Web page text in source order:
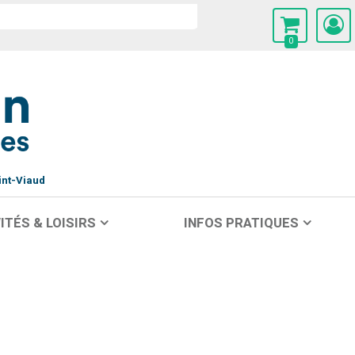
0
Viaud
& LOISIRS INFOS PRATIQUES